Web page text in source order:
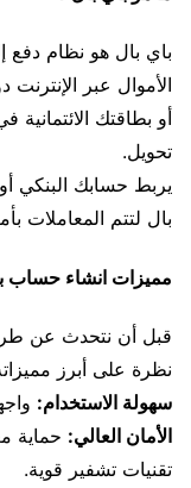
باي بال هو نظام دفع
الأموال عبر
أو بطاقتك
تحويل.
يربط حسابك البنكي
بال لتتم المعاملات
مميزات انشاء حساب
قبل أن نتحدث عن
نظرة على أبرز
سهولة الاستخدام:
الأمان العالي: حماية
تقنيات تشفير قوية.